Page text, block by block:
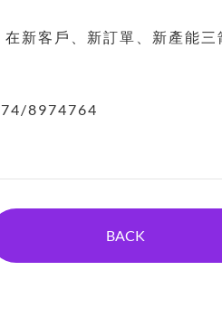
新客戶、新訂單、新產能
8974764
BACK